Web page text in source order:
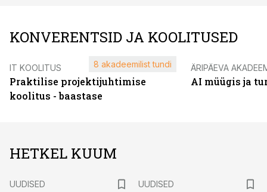
KONVERENTSID JA KOOLITUSED
IT KOOLITUS
Praktilise projektijuhtimise
koolitus - baastase
8 akadeemilist tundi ÄRIPÄEVA
AI müügis ja
HETKEL KUUM
UUDISED
UUDISED